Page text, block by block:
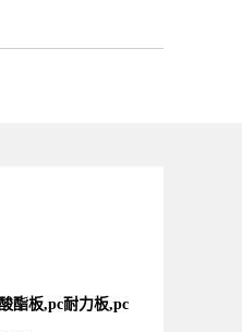
酯板,pc耐力板,pc